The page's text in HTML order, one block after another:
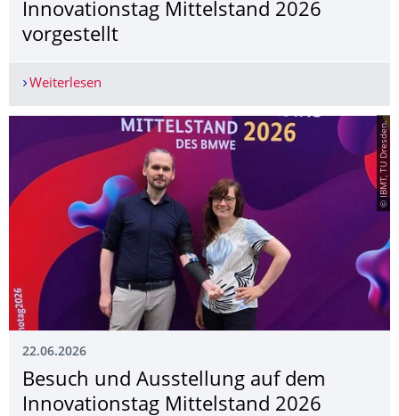
Innovationstag Mittelstand 2026
vorgestellt
Weiterlesen
© IBMT, TU Dresden.
22.06.2026
Besuch und Ausstellung auf dem
Innovationstag Mittelstand 2026